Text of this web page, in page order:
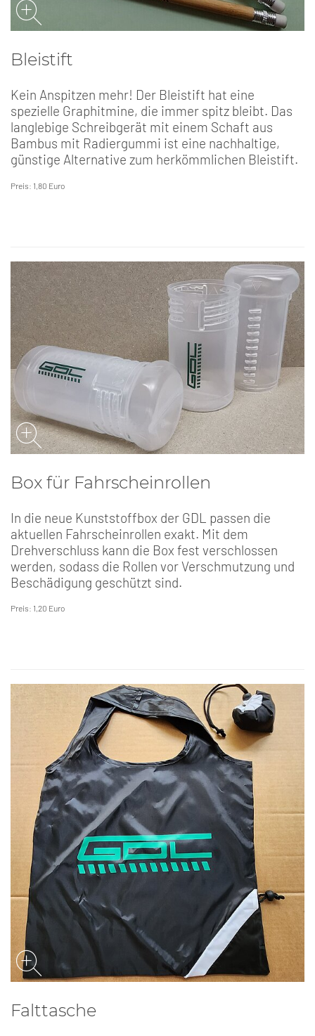
Bleistift
Kein Anspitzen mehr! Der Bleistift hat eine
spezielle Graphitmine, die immer spitz bleibt. Das
langlebige Schreibgerät mit einem Schaft aus
Bambus mit Radiergummi ist eine nachhaltige,
günstige Alternative zum herkömmlichen Bleistift.
Preis: 1,80 Euro
Box für Fahrscheinrollen
In die neue Kunststoffbox der GDL passen die
aktuellen Fahrscheinrollen exakt. Mit dem
Drehverschluss kann die Box fest verschlossen
werden, sodass die Rollen vor Verschmutzung und
Beschädigung geschützt sind.
Preis: 1,20 Euro
Falttasche